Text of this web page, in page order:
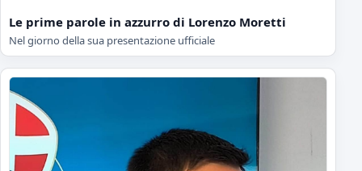
Le prime parole in azzurro di Lorenzo Moretti
Nel giorno della sua presentazione ufficiale